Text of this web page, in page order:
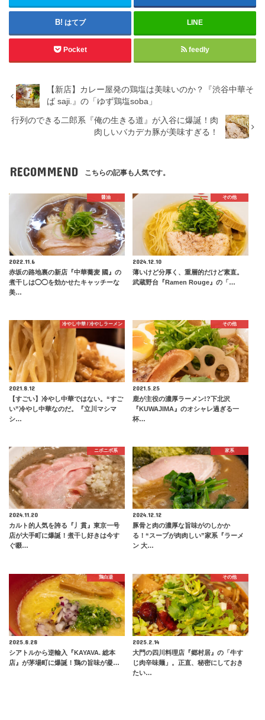
はてブ LINE
Pocket feedly
【新店】カレー屋発の鶏塩は美味いのか？『渋谷中華そ
ば saji.』の「ゆず鶏塩soba」
行列のできる二郎系『俺の生きる道』が入谷に爆誕！肉
肉しいバカデカ豚が美味すぎる！
RECOMMEND こちらの記事も人気です。
醤油
2022.11.6
赤坂の路地裏の新店『中華蕎麦 國』の
煮干しは◯◯を効かせたキャッチーな
美…
その他
2024.12.10
薄いけど分厚く、重層的だけど素直。
武蔵野台『Ramen Rouge』の「…
冷やし中華 / 冷やしラーメン
2021.8.12
【すごい】冷やし中華ではない。“すご
い”冷やし中華なのだ。『立川マシマ
シ…
その他
2021.5.25
鹿が主役の濃厚ラーメン!?下北沢
『KUWAJIMA』のオシャレ過ぎる一
杯…
ニボニボ系
2024.11.20
カルト的人気を誇る『丿貫』東京一号
店が大手町に爆誕！煮干し好きは今す
ぐ啜…
家系
2024.12.12
豚骨と肉の濃厚な旨味がのしかか
る！“スープが肉肉しい”家系『ラーメ
ン 大…
鶏白湯
2025.8.28
シアトルから逆輸入『KAYAVA. 総本
店』が茅場町に爆誕！鶏の旨味が凝…
その他
2025.2.14
大門の四川料理店『郷村居』の「牛す
じ肉辛味麺」。正直、秘密にしておき
たい…